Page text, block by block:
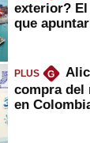
exterior? El
que
PLUS G
compra del
en